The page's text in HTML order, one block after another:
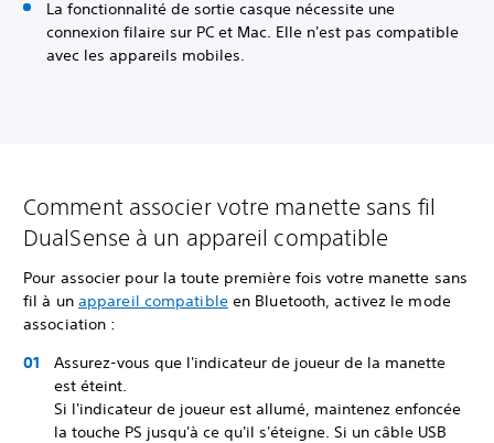
La fonctionnalité de sortie casque nécessite une
connexion filaire sur PC et Mac. Elle n'est pas compatible
avec les appareils mobiles.
Comment associer votre manette sans fil
DualSense à un appareil compatible
Pour associer pour la toute première fois votre manette sans
fil à un appareil compatibleen Bluetooth, activez le mode
association :
Assurez-vous que l'indicateur de joueur de la manette
est éteint.
Si l'indicateur de joueur est allumé, maintenez enfoncée
la touche PS jusqu'à ce qu'il s'éteigne. Si un câble USB